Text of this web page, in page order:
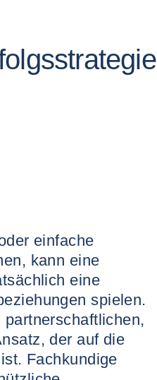
einfache
kann eine
eine
spielen.
der auf die
Fachkundige